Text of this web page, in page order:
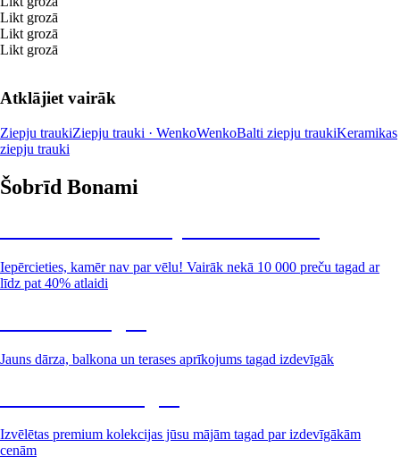
Likt grozā
Likt grozā
Likt grozā
Atklājiet vairāk
Ziepju traukiZiepju trauki · WenkoWenkoBalti ziepju traukiKeramikas
ziepju trauki
Šobrīd Bonami
Iepērcieties, kamēr nav par vēlu! Vairāk nekā 10 000 preču tagad ar
līdz pat 40% atlaidi
Jauns dārza, balkona un terases aprīkojums tagad izdevīgāk
Izvēlētas premium kolekcijas jūsu mājām tagad par izdevīgākām
cenām